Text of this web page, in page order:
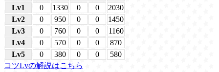
Lv1
0 1330 0 0
2030
Lv2
0 950 0 0
1450
Lv3
0 760 0 0
1160
Lv4
0 570 0 0
870
Lv5
0 380 0 0
580
コツLvの解説はこちら